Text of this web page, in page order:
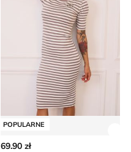
POPULARNE
69.90 zł